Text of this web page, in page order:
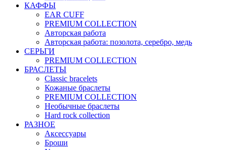
КАФФЫ
EAR CUFF
PREMIUM COLLECTION
Авторская работа
Авторская работа: позолота, серебро, медь
СЕРЬГИ
PREMIUM COLLECTION
БРАСЛЕТЫ
Classic bracelets
Кожаные браслеты
PREMIUM COLLECTION
Необычные браслеты
Hard rock collection
РАЗНОЕ
Аксессуары
Броши